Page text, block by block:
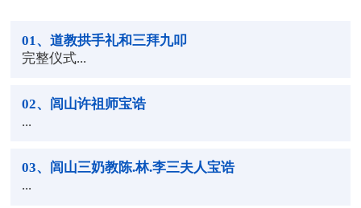
01 、道教拱手礼和三拜九叩
完整仪式...
02、闾山许祖师宝诰
...
03、闾山三奶教陈.林.李三夫人宝诰
...